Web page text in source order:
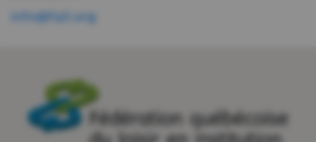
info@fqli.org